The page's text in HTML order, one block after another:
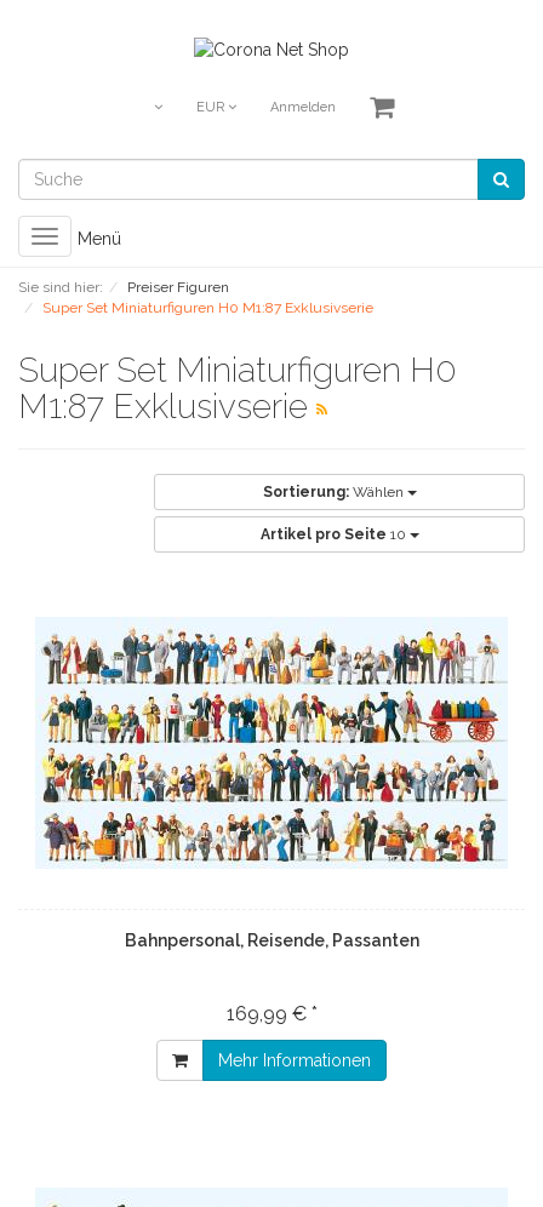
EUR Anmelden
Toggle
navigation
Menü
Sie sind hier:
Preiser Figuren
Super Set Miniaturfiguren H0 M1:87 Exklusivserie
Super Set Miniaturfiguren H0
M1:87 Exklusivserie
Sortierung: Wählen
Artikel pro Seite 10
Bahnpersonal, Reisende, Passanten
169,99 € *
Mehr Informationen